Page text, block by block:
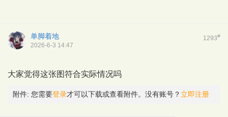
1293#
单脚着地
2026-6-3 14:47
大家觉得这张图符合实际情况吗
附件: 您需要登录才可以下载或查看附件。没有账号？ 立即注册